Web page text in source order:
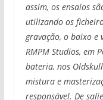
assim, os ensaios
utilizando os
gravação, o baixo e
RMPM Studios, em
bateria, nos
mistura e
responsável. De